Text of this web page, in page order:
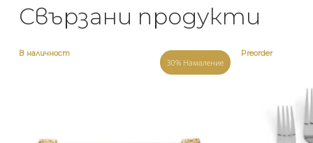
Свързани продукти
В наличност
30% Намаление
Preorder